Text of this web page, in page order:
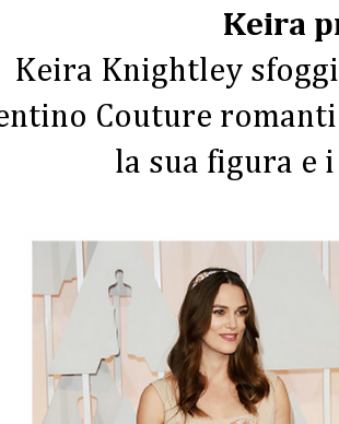
Keira
Keira Knightley
Couture
la sua figura e